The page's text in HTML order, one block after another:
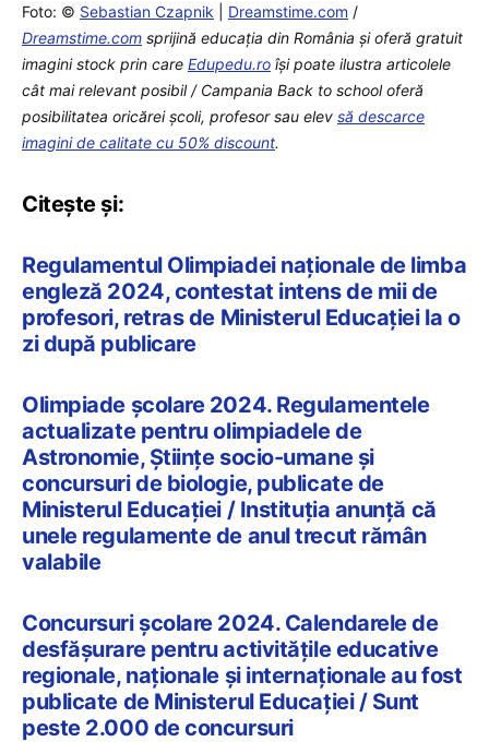
Foto: © Sebastian Czapnik Dreamstime.com /
Dreamstime.com sprijină educaţia din România şi oferă gratuit
imagini stock prin care Edupedu.ro îşi poate ilustra articolele
cât mai relevant posibil / Campania Back to school oferă
posibilitatea oricărei școli, profesor sau elev să descarce
imagini de calitate cu 50% discount.
Citește și:
Regulamentul Olimpiadei naționale de limba
engleză 2024, contestat intens de mii de
profesori, retras de Ministerul Educației la o
zi după publicare
Olimpiade școlare 2024. Regulamentele
actualizate pentru olimpiadele de
Astronomie, Științe socio-umane și
concursuri de biologie, publicate de
Ministerul Educației / Instituția anunță că
unele regulamente de anul trecut rămân
valabile
Concursuri școlare 2024. Calendarele de
desfășurare pentru activitățile educative
regionale, naționale și internaționale au fost
publicate de Ministerul Educației / Sunt
peste 2.000 de concursuri